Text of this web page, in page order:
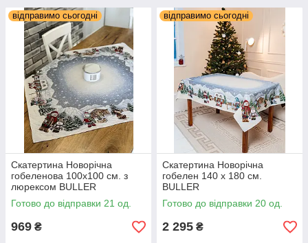
відправимо сьогодні
Скатертина Новорічна
гобеленова 100х100 см. з
люрексом BULLER
Готово до відправки 21 од.
969 ₴
відправимо сьогодні
Скатертина Новорічна
гобелен 140 х 180 см.
BULLER
Готово до відправки 20 од.
2 295 ₴